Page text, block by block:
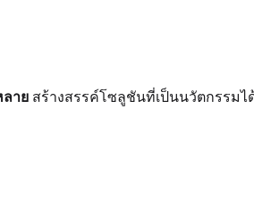
าย สร้างสรรค์โซลูชันที่เป็นนวัตกรรมไ